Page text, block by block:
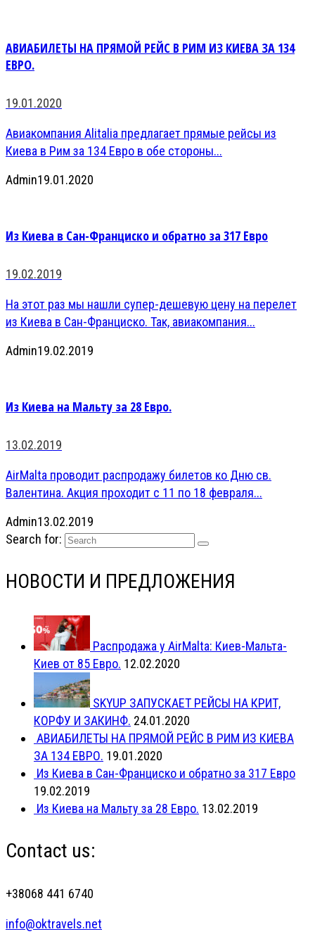
АВИАБИЛЕТЫ НА ПРЯМОЙ РЕЙС В РИМ ИЗ КИЕВА ЗА 134
ЕВРО.
19.01.2020
Авиакомпания Alitalia предлагает прямые рейсы из
Киева в Рим за 134 Евро в обе стороны...
Admin19.01.2020
Из Киева в Сан-Франциско и обратно за 317 Евро
19.02.2019
На этот раз мы нашли супер-дешевую цену на перелет
из Киева в Сан-Франциско. Так, авиакомпания...
Admin19.02.2019
Из Киева на Мальту за 28 Евро.
13.02.2019
AirMalta проводит распродажу билетов ко Дню св.
Валентина. Акция проходит с 11 по 18 февраля...
Admin13.02.2019
Search for:
НОВОСТИ И ПРЕДЛОЖЕНИЯ
Распродажа у AirMalta: Киев-Мальта-
Киев от 85 Евро. 12.02.2020
SKYUP ЗАПУСКАЕТ РЕЙСЫ НА КРИТ,
КОРФУ И ЗАКИНФ. 24.01.2020
АВИАБИЛЕТЫ НА ПРЯМОЙ РЕЙС В РИМ ИЗ КИЕВА
ЗА 134 ЕВРО. 19.01.2020
Из Киева в Сан-Франциско и обратно за 317 Евро
19.02.2019
Из Киева на Мальту за 28 Евро. 13.02.2019
Contact us:
+38068 441 6740
info@oktravels.net